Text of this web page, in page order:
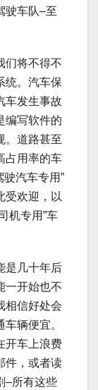
驶车队–至
们将不得不
统。汽车保
车发生事故
编写软件的
。道路甚至
占用率的车
汽车专用”
受欢迎，以
机专用”车
是几十年后
一开始也不
相信好处会
辆便宜。
开车上浪费
件，或者读
–所有这些